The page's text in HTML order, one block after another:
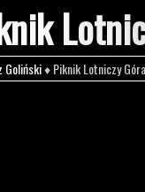
Goliński♦ Piknik Lotniczy